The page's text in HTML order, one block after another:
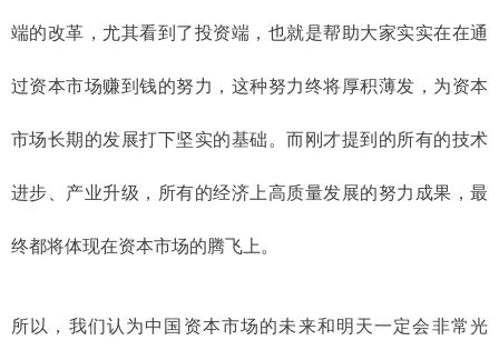
端的改革，尤其看到了投资端，也就是帮助大家实实在在通
过资本市场赚到钱的努力，这种努力终将厚积薄发，为资本
市场长期的发展打下坚实的基础。而刚才提到的所有的技术
进步、产业升级，所有的经济上高质量发展的努力成果，最
终都将体现在资本市场的腾飞上。
所以，我们认为中国资本市场的未来和明天一定会非常光